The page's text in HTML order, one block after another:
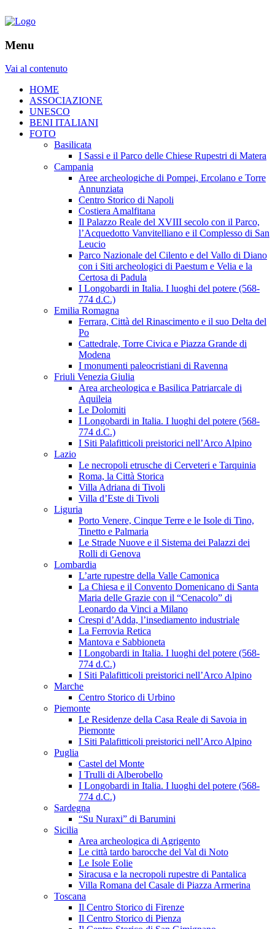
Menu
Vai al contenuto
HOME
ASSOCIAZIONE
UNESCO
BENI ITALIANI
FOTO
Basilicata
I Sassi e il Parco delle Chiese Rupestri di Matera
Campania
Aree archeologiche di Pompei, Ercolano e Torre
Annunziata
Centro Storico di Napoli
Costiera Amalfitana
Il Palazzo Reale del XVIII secolo con il Parco,
l’Acquedotto Vanvitelliano e il Complesso di San
Leucio
Parco Nazionale del Cilento e del Vallo di Diano
con i Siti archeologici di Paestum e Velia e la
Certosa di Padula
I Longobardi in Italia. I luoghi del potere (568-
774 d.C.)
Emilia Romagna
Ferrara, Città del Rinascimento e il suo Delta del
Po
Cattedrale, Torre Civica e Piazza Grande di
Modena
I monumenti paleocristiani di Ravenna
Friuli Venezia Giulia
Area archeologica e Basilica Patriarcale di
Aquileia
Le Dolomiti
I Longobardi in Italia. I luoghi del potere (568-
774 d.C.)
I Siti Palafitticoli preistorici nell’Arco Alpino
Lazio
Le necropoli etrusche di Cerveteri e Tarquinia
Roma, la Città Storica
Villa Adriana di Tivoli
Villa d’Este di Tivoli
Liguria
Porto Venere, Cinque Terre e le Isole di Tino,
Tinetto e Palmaria
Le Strade Nuove e il Sistema dei Palazzi dei
Rolli di Genova
Lombardia
L’arte rupestre della Valle Camonica
La Chiesa e il Convento Domenicano di Santa
Maria delle Grazie con il “Cenacolo” di
Leonardo da Vinci a Milano
Crespi d’Adda, l’insediamento industriale
La Ferrovia Retica
Mantova e Sabbioneta
I Longobardi in Italia. I luoghi del potere (568-
774 d.C.)
I Siti Palafitticoli preistorici nell’Arco Alpino
Marche
Centro Storico di Urbino
Piemonte
Le Residenze della Casa Reale di Savoia in
Piemonte
I Siti Palafitticoli preistorici nell’Arco Alpino
Puglia
Castel del Monte
I Trulli di Alberobello
I Longobardi in Italia. I luoghi del potere (568-
774 d.C.)
Sardegna
“Su Nuraxi” di Barumini
Sicilia
Area archeologica di Agrigento
Le città tardo barocche del Val di Noto
Le Isole Eolie
Siracusa e la necropoli rupestre di Pantalica
Villa Romana del Casale di Piazza Armerina
Toscana
Il Centro Storico di Firenze
Il Centro Storico di Pienza